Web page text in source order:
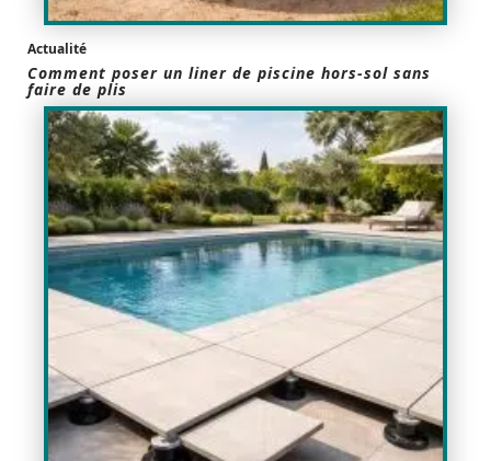
Actualité
Comment poser un liner de piscine hors-sol sans
faire de plis